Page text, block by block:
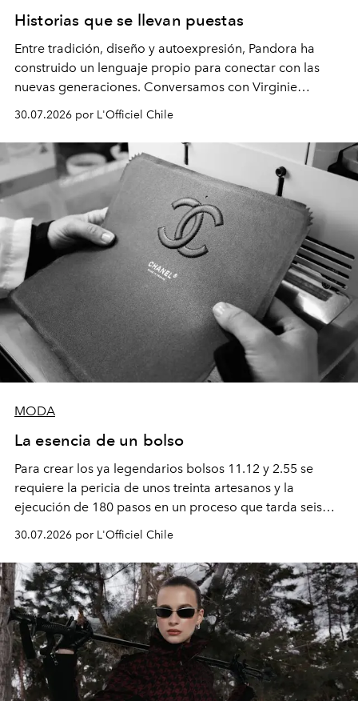
Historias que se llevan puestas
Entre tradición, diseño y autoexpresión, Pandora ha
construido un lenguaje propio para conectar con las
nuevas generaciones. Conversamos con Virginie
Dubray, la responsable de marketing para
Latinoamérica, sobre identidad, cultura y el valor
emocional que hoy define a la joyería contemporánea.
30.07.2026 por L'Officiel Chile
MODA
La esencia de un bolso
Para crear los ya legendarios bolsos 11.12 y 2.55 se
requiere la pericia de unos treinta artesanos y la
ejecución de 180 pasos en un proceso que tarda seis
semanas. Los expertos ponen en práctica una técnica
que se enseña solamente en la escuela de formación de
los Ateliers de Verneuil.
30.07.2026 por L'Officiel Chile